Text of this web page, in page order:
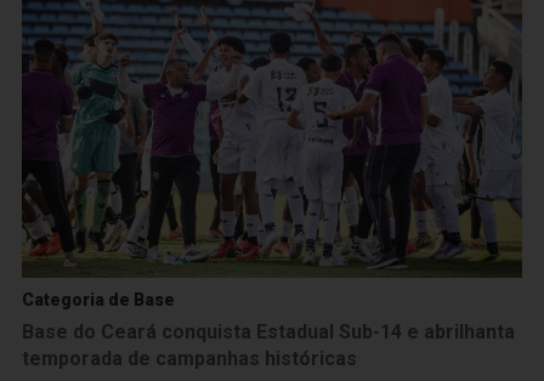
Categoria de Base
Base do Ceará conquista Estadual Sub-14 e abrilhanta
temporada de campanhas históricas